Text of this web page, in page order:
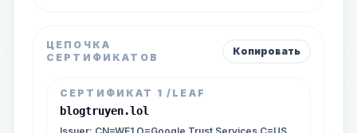
ЦЕПОЧКА
СЕРТИФИКАТОВ
Копировать
СЕРТИФИКАТ 1 /LEAF
blogtruyen.lol